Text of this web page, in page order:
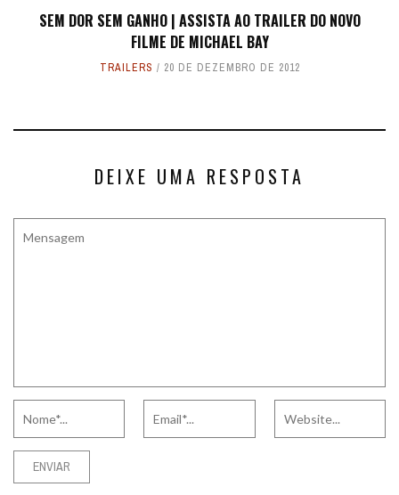
SEM DOR SEM GANHO | ASSISTA AO TRAILER DO NOVO
FILME DE MICHAEL BAY
TRAILERS 20 DE DEZEMBRO DE 2012
DEIXE UMA RESPOSTA